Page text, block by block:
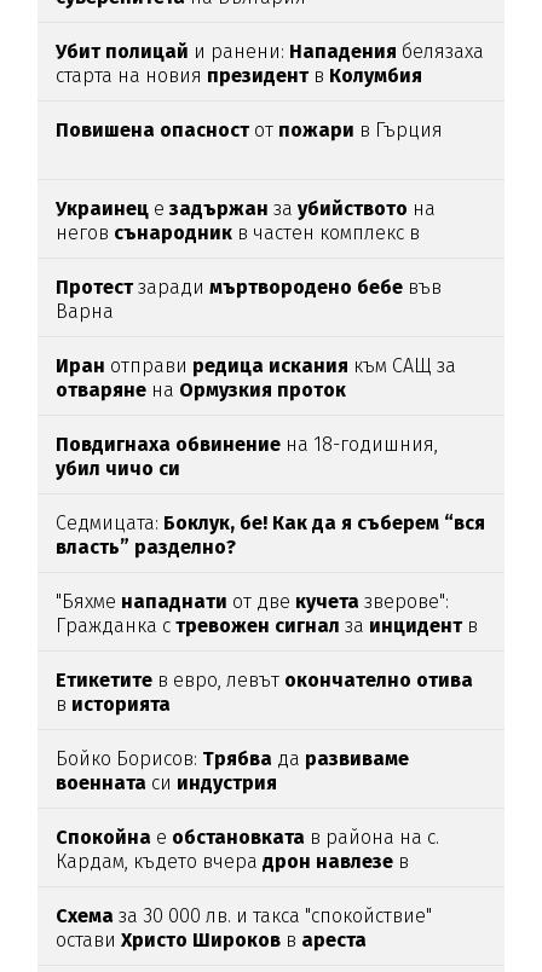
Убит полицай и ранени: Нападения белязаха
старта на новия президентв Колумбия
Повишена опасностот пожари в Гърция
Украинец езадържан заубийството на
негов сънародник в частен комплекс в
Протестзарадимъртвородено бебе във
Варна
Иран отправи редица искания към САЩ за
отваряне на Ормузкия проток
Повдигнаха обвинение на 18-годишния,
убил чичо си
Седмицата: Боклук, бе! Как да я съберем “вся
власть” разделно?
"Бяхме нападнати от две кучета зверове":
Гражданка стревожен сигнал за инцидентв
Етикетите в евро, левът окончателно отива
в историята
Бойко Борисов: Трябва да развиваме
военната си индустрия
Спокойна е обстановката в района на с.
Кардам, където вчерадрон навлезе в
Схема за 30 000 лв. и такса "спокойствие"
оставиХристо Широков в ареста